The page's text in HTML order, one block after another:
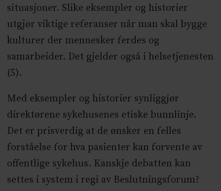
situasjoner. Slike eksempler og historier
utgjør viktige referanser når man skal bygge
kulturer der mennesker ferdes og
samarbeider. Det gjelder også i helsetjenesten
(5).
Med eksempler og historier synliggjør
direktørene sykehusenes etiske bunnlinje.
Det er prisverdig at de ønsker en felles
forståelse for hva pasienter kan forvente av
offentlige sykehus. Kanskje debatten kan
settes i system i regi av Beslutningsforum?